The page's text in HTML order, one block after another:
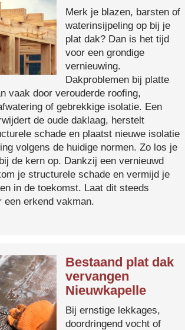
Merk je blazen, barsten of
waterinsijpeling op bij je
plat dak? Dan is het tijd
voor een grondige
vernieuwing.
Dakproblemen bij platte
vaak door verouderde roofing,
of gebrekkige isolatie. Een
de oude daklaag, herstelt
schade en plaatst nieuwe isolatie
volgens de huidige normen. Zo los je
de kern op. Dankzij een vernieuwd
je structurele schade en vermijd je
in de toekomst. Laat dit steeds
een erkend vakman.
Bestaand plat dak
vervangen
Nieuwkapelle
Bij ernstige lekkages,
doordringend vocht of